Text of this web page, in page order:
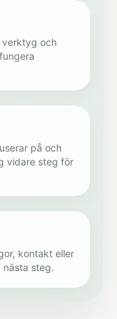
verktyg och
på och
vidare steg för
kontakt eller
steg.